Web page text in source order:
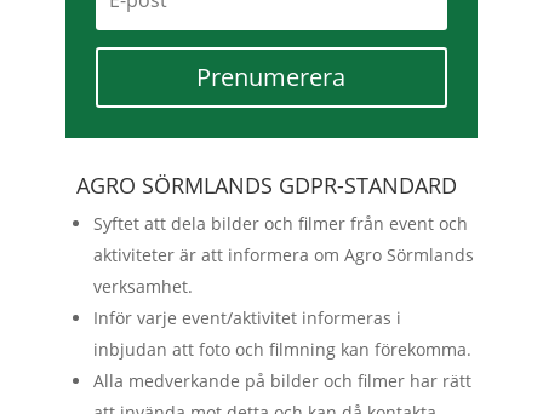
Prenumerera
AGRO SÖRMLANDS GDPR-STANDARD
Syftet att dela bilder och filmer från event och
aktiviteter är att informera om Agro Sörmlands
verksamhet.
Inför varje event/aktivitet informeras i
inbjudan att foto och filmning kan förekomma.
Alla medverkande på bilder och filmer har rätt